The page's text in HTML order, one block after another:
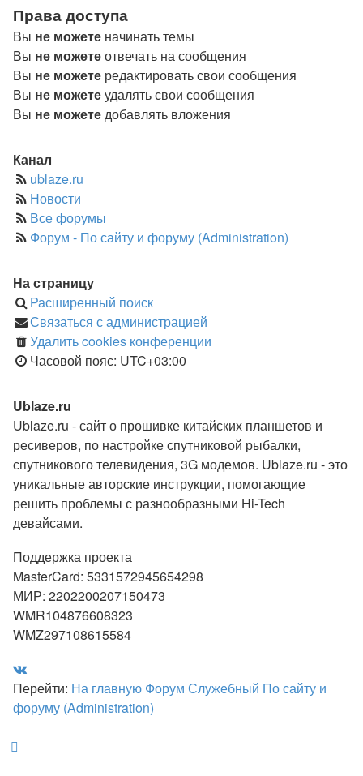
Права доступа
Вы не можете начинать темы
Вы не можетеотвечать на сообщения
Вы не можете редактировать свои сообщения
Вы не можетеудалять свои сообщения
Вы не можетедобавлять вложения
Канал
ublaze.ru
Новости
Все форумы
Форум - По сайту и форуму (Administration)
На страницу
Расширенный поиск
Связаться с администрацией
Удалить cookies конференции
Часовой пояс: UTC+03:00
Ublaze.ru
Ublaze.ru - сайт о прошивке китайских планшетов и
ресиверов, по настройке спутниковой рыбалки,
спутникового телевидения, 3G модемов. Ublaze.ru - это
уникальные авторские инструкции, помогающие
решить проблемы с разнообразными Hi-Tech
девайсами.
Поддержка проекта
MasterCard: 5331572945654298
МИР: 2202200207150473
WMR104876608323
WMZ297108615584
Перейти: На главную Форум Служебный По сайту и
форуму (Administration)